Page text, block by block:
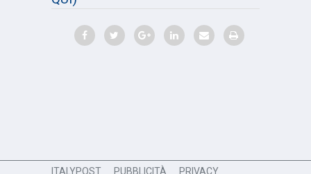
ITALYPOST PUBBLICITÀ PRIVACY